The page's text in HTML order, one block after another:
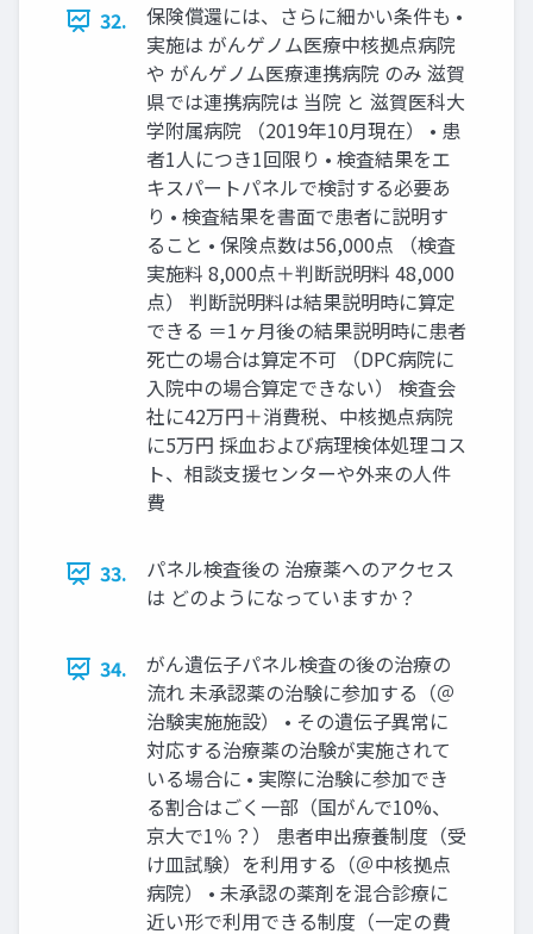
32.
保険償還には、さらに細かい条件も •
実施は がんゲノム医療中核拠点病院
や がんゲノム医療連携病院 のみ 滋賀
県では連携病院は 当院 と 滋賀医科⼤
学附属病院 （2019年10⽉現在） • 患
者1⼈につき1回限り • 検査結果をエ
キスパートパネルで検討する必要あ
り • 検査結果を書⾯で患者に説明す
ること • 保険点数は56,000点 （検査
実施料 8,000点＋判断説明料 48,000
点） 判断説明料は結果説明時に算定
できる ＝1ヶ⽉後の結果説明時に患者
死亡の場合は算定不可 （DPC病院に
⼊院中の場合算定できない） 検査会
社に42万円＋消費税、中核拠点病院
に5万円 採⾎および病理検体処理コス
ト、相談⽀援センターや外来の⼈件
費
33.
パネル検査後の 治療薬へのアクセス
は どのようになっていますか？
34.
がん遺伝⼦パネル検査の後の治療の
流れ 未承認薬の治験に参加する（＠
治験実施施設） • その遺伝⼦異常に
対応する治療薬の治験が実施されて
いる場合に • 実際に治験に参加でき
る割合はごく⼀部（国がんで10%、
京⼤で1％？） 患者申出療養制度（受
け⽫試験）を利⽤する（＠中核拠点
病院） • 未承認の薬剤を混合診療に
近い形で利⽤できる制度（⼀定の費